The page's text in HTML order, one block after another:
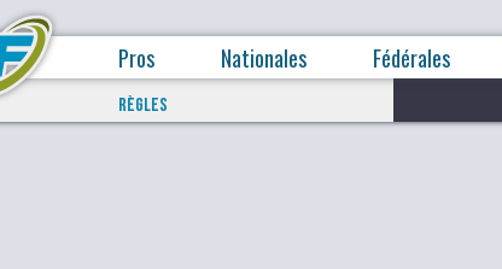
Pros Nationales Fédérales
RÈGLES